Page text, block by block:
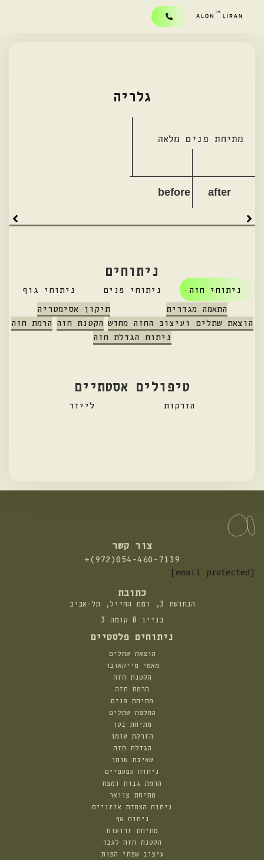
גלריה
מתיחת פנים מלאה
before after
ניתוחים
ניתוחי חזה ניתוחי פנים
ניתוחי גוף
התאמה מגדרית
תיקון אסימטריה
הוצאת שתלים ועיצוב החזה מחדש הקטנת חזה הרמת חזה
ניתוח הגדלת חזה
טיפולים אסטתיים
הזרקות לייזר
צור קשר
התקשרו
+(972)054-460-7139
[email protected]
כתובת
הנחושת 3, רמת החייל, תל-אביב
בניין B קומה 3
ניתוחים פלסטיים
הוצאת שתלים
מאמי מייקאובר
הקטנת חזה
הרמת חזה
מתיחת פנים
החלפת שתלים
מתיחת בטן
הזרקת שומן
הגדלת חזה
שאיבת שומן
ניתוח עפעפיים
הרמת גבות ומצח
מתיחת צוואר
ניתוח הצמדת אוזניים
ניתוח אף
מתיחת זרועות
הקטנת חזה לגבר
עיצוב שפתי הפות